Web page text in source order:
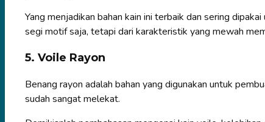
Yang menjadikan bahan kain ini terbaik dan sering
segi motif saja, tetapi dari karakteristik yang mewah
5. Voile Rayon
Benang rayon adalah bahan yang digunakan untuk
sudah sangat melekat.